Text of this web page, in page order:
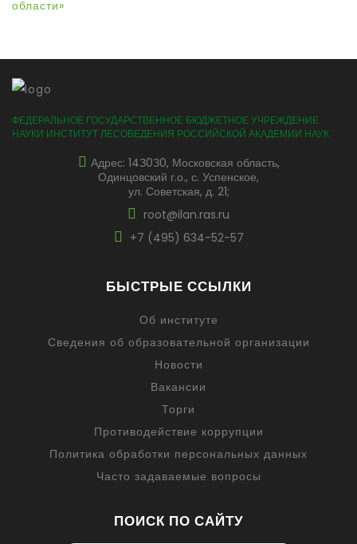
области»
ФЕДЕРАЛЬНОЕ ГОСУДАРСТВЕННОЕ БЮДЖЕТНОЕ УЧРЕЖДЕНИЕ
НАУКИ ИНСТИТУТ ЛЕСОВЕДЕНИЯ РОССИЙСКОЙ АКАДЕМИИ НАУК
Адрес: 14З0З0, Московская область,
Одинцовский г.о., с. Успенское,
ул. Советская, д. 21;
root@ilan.ras.ru
+7 (495) 634-52-57
БЫСТРЫЕ ССЫЛКИ
Об институте
Сведения об образовательной организации
Новости
Вакансии
Торги
Противодействие коррупции
Политика обработки персональных данных
Часто задаваемые вопросы
ПОИСК ПО САЙТУ